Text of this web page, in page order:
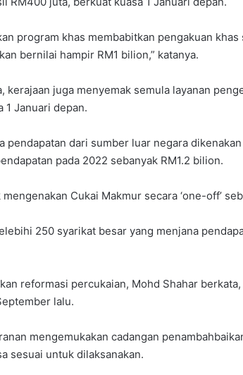
program khas membabitkan pengakuan
bernilai hampir RM1 bilion,” katanya.
kerajaan juga menyemak semula layanan
1 Januari depan.
pendapatan dari sumber luar negara
pada 2022 sebanyak RM1.2 bilion.
Cukai Makmur secara ‘one-off’
250 syarikat besar yang menjana
reformasi percukaian, Mohd Shahar
lalu.
mengemukakan cadangan
sesuai untuk dilaksanakan.